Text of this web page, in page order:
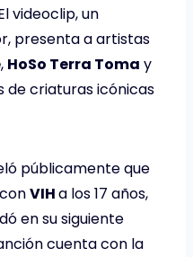
videoclip, un
presenta a artistas
, HoSo Terra Toma y
de criaturas icónicas
públicamente que
VIHa los 17 años,
en su siguiente
cuenta con la